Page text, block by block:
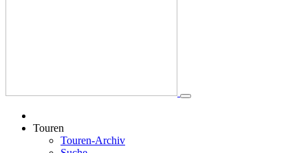
Touren
Touren-Archiv